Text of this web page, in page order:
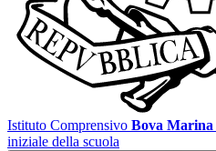
Istituto Comprensivo Bova Marina
iniziale della scuola